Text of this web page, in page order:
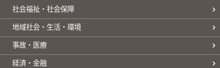
社会福祉・社会保障
地域社会・生活・環境
事故・医療
経済・金融